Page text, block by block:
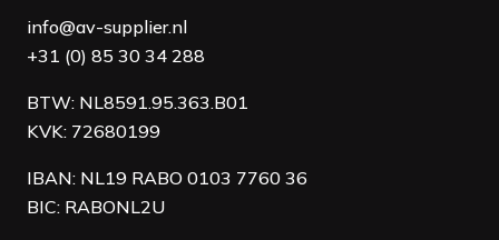
info@av-supplier.nl
+31 (0) 85 30 34 288
BTW: NL8591.95.363.B01
KVK: 72680199
IBAN: NL19 RABO 0103 7760 36
BIC: RABONL2U